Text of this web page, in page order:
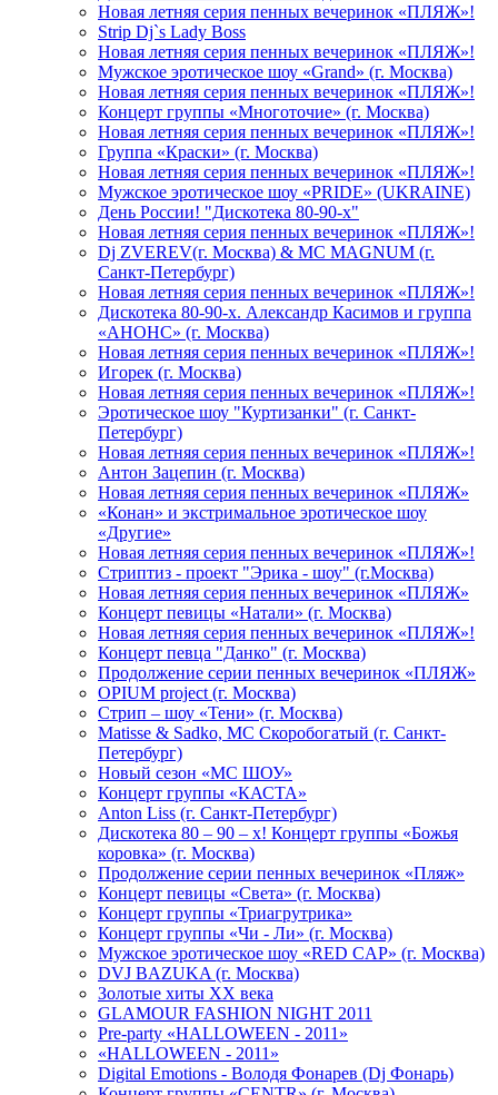
Новая летняя серия пенных вечеринок «ПЛЯЖ»!
Strip Dj`s Lady Boss
Новая летняя серия пенных вечеринок «ПЛЯЖ»!
Мужское эротическое шоу «Grand» (г. Москва)
Новая летняя серия пенных вечеринок «ПЛЯЖ»!
Концерт группы «Многоточие» (г. Москва)
Новая летняя серия пенных вечеринок «ПЛЯЖ»!
Группа «Краски» (г. Москва)
Новая летняя серия пенных вечеринок «ПЛЯЖ»!
Мужское эротическое шоу «PRIDE» (UKRAINE)
День России! "Дискотека 80-90-х"
Новая летняя серия пенных вечеринок «ПЛЯЖ»!
Dj ZVEREV(г. Москва) & MC MAGNUM (г.
Санкт-Петербург)
Новая летняя серия пенных вечеринок «ПЛЯЖ»!
Дискотека 80-90-х. Александр Касимов и группа
«АНОНС» (г. Москва)
Новая летняя серия пенных вечеринок «ПЛЯЖ»!
Игорек (г. Москва)
Новая летняя серия пенных вечеринок «ПЛЯЖ»!
Эротическое шоу "Куртизанки" (г. Санкт-
Петербург)
Новая летняя серия пенных вечеринок «ПЛЯЖ»!
Антон Зацепин (г. Москва)
Новая летняя серия пенных вечеринок «ПЛЯЖ»
«Конан» и экстримальное эротическое шоу
«Другие»
Новая летняя серия пенных вечеринок «ПЛЯЖ»!
Стриптиз - проект "Эрика - шоу" (г.Москва)
Новая летняя серия пенных вечеринок «ПЛЯЖ»
Концерт певицы «Натали» (г. Москва)
Новая летняя серия пенных вечеринок «ПЛЯЖ»!
Концерт певца "Данко" (г. Москва)
Продолжение серии пенных вечеринок «ПЛЯЖ»
OPIUM project (г. Москва)
Стрип – шоу «Тени» (г. Москва)
Matissе & Sadko, MC Скоробогатый (г. Санкт-
Петербург)
Новый сезон «МС ШОУ»
Концерт группы «КАСТА»
Anton Liss (г. Санкт-Петербург)
Дискотека 80 – 90 – х! Концерт группы «Божья
коровка» (г. Москва)
Продолжение серии пенных вечеринок «Пляж»
Концерт певицы «Света» (г. Москва)
Концерт группы «Триагрутрика»
Концерт группы «Чи - Ли» (г. Москва)
Мужское эротическое шоу «RED CAP» (г. Москва)
DVJ BAZUKA (г. Москва)
Золотые хиты XX века
GLAMOUR FASHION NIGHT 2011
Pre-party «HALLOWEEN - 2011»
«HALLOWEEN - 2011»
Digital Emotions - Володя Фонарев (Dj Фонарь)